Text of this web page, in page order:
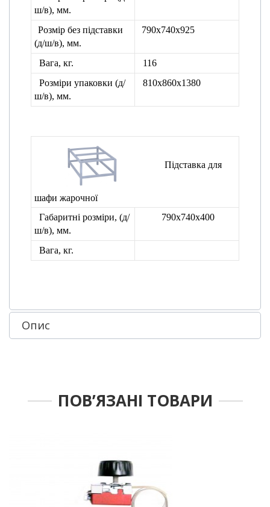
ш/в), мм.
Розмір без підставки
(д/ш/в), мм.
790х740х925
Вага, кг.
116
Розміри упаковки (д/
ш/в), мм.
810х860х1380
Підставка для
шафи жарочної
Габаритні розміри, (д/
ш/в), мм.
790х740х400
Вага, кг.
Опис
ПОВ’ЯЗАНІ ТОВАРИ